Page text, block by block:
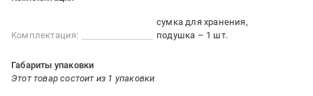
Комплектация:
сумка для хранения
подушка – 1 шт.
Габариты упаковки
Этот товар состоит из 1 упаковки